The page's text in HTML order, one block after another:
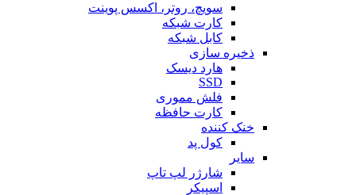
سویچ، روتر، اکسس پوینت
کارت شبکه
کابل شبکه
ذخیره سازی
هارد دیسک
SSD
فلش مموری
کارت حافظه
خنک کننده
کول پد
سایر
شارژر لپ تاپ
اسپیکر